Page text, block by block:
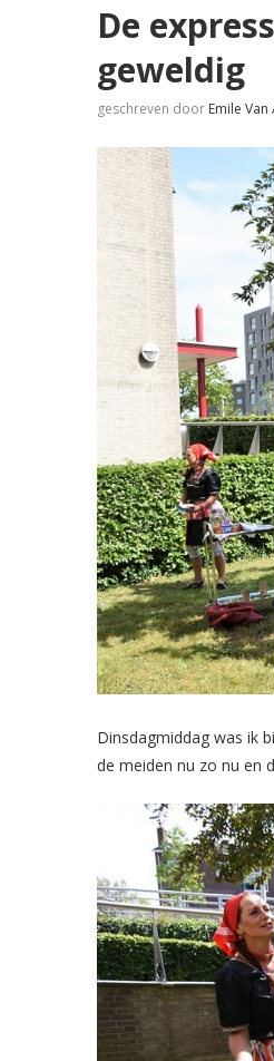
De
geweldig
geschreven door Emile Van
Dinsdagmiddag was ik
de meiden nu zo nu en